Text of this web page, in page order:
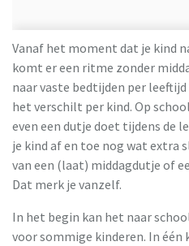
Vanaf het moment dat je kind
komt er een ritme zonder
naar vaste bedtijden per
het verschilt per kind. Op
even een dutje doet tijdens de
je kind af en toe nog wat extra
van een (laat) middagdutje of
Dat merk je vanzelf.
In het begin kan het naar
voor sommige kinderen. In één